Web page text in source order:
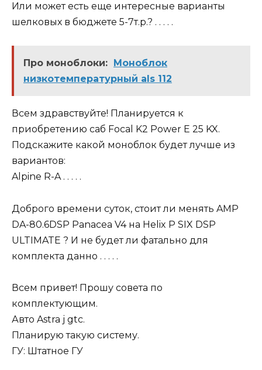
Или может есть еще интересные варианты
шелковых в бюджете 5-7т.р.? . . . . .
Про моноблоки:
Моноблок
низкотемпературный als 112
Всем здравствуйте! Планируется к
приобретению саб Focal K2 Power E 25 KX.
Подскажите какой моноблок будет лучше из
вариантов:
Alpine R-A . . . . .
Доброго времени суток, стоит ли менять AMP
DA-80.6DSP Panacea V4 на Helix P SIX DSP
ULTIMATE ? И не будет ли фатально для
комплекта данно . . . . .
Всем привет! Прошу совета по
комплектующим.
Авто Astra j gtc.
Планирую такую систему.
ГУ: Штатное ГУ